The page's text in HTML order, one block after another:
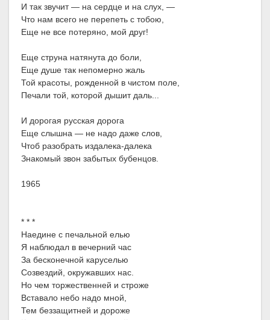
И так звучит — на сердце и на слух, —
Что нам всего не перепеть с тобою,
Еще не все потеряно, мой друг!
Еще струна натянута до боли,
Еще душе так непомерно жаль
Той красоты, рожденной в чистом поле,
Печали той, которой дышит даль...
И дорогая русская дорога
Еще слышна — не надо даже слов,
Чтоб разобрать издалека-далека
Знакомый звон забытых бубенцов.
1965
* * *
Наедине с печальной елью
Я наблюдал в вечерний час
За бесконечной каруселью
Созвездий, окружавших нас.
Но чем торжественней и строже
Вставало небо надо мной,
Тем беззащитней и дороже